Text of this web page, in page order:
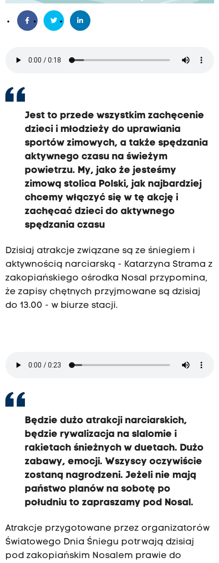
Jest to przede wszystkim zachęcenie
dzieci i młodzieży do uprawiania
sportów zimowych, a także spędzania
aktywnego czasu na świeżym
powietrzu. My, jako że jesteśmy
zimową stolica Polski, jak najbardziej
chcemy włączyć się w tę akcję i
zachęcać dzieci do aktywnego
spędzania czasu
Dzisiaj atrakcje związane są ze śniegiem i
aktywnością narciarską - Katarzyna Strama z
zakopiańskiego ośrodka Nosal przypomina,
że zapisy chętnych przyjmowane są dzisiaj
do 13.00 - w biurze stacji.
Będzie dużo atrakcji narciarskich,
będzie rywalizacja na slalomie i
rakietach śnieżnych w duetach. Dużo
zabawy, emocji. Wszyscy oczywiście
zostaną nagrodzeni. Jeżeli nie mają
państwo planów na sobotę po
południu to zapraszamy pod Nosal.
Atrakcje przygotowane przez organizatorów
Światowego Dnia Śniegu potrwają dzisiaj
pod zakopiańskim Nosalem prawie do